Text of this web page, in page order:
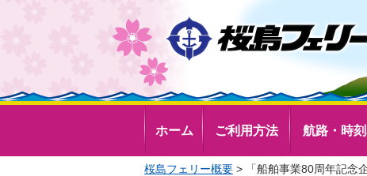
ホーム ご利用方法 航路・時
桜島フェリー概要 > 「船舶事業80周年記念